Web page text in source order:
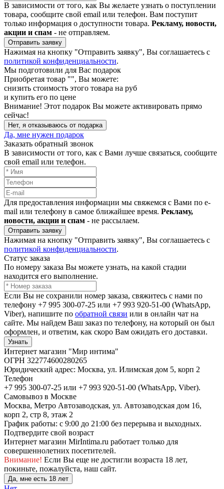
В зависимости от того, как Вы желаете узнать о поступлении
товара, сообщите свой email или телефон. Вам поступит
только информация о доступности товара. Рекламу, новости,
акции и спам - не отправляем.
Отправить заявку
Нажимая на кнопку "Отправить заявку", Вы соглашаетесь с
политикой конфиденциальности.
Мы подготовили для Вас подарок
Приобретая товар "", Вы можете:
снизить стоимость этого товара на руб
и купить его по цене
Внимание! Этот подарок Вы можете активировать прямо
сейчас!
Нет, я отказываюсь от подарка
Да, мне нужен подарок
Заказать обратный звонок
В зависимости от того, как с Вами лучше связаться, сообщите
свой email или телефон.
Для предоставления информации мы свяжемся с Вами по e-
mail или телефону в самое ближайшее время. Рекламу,
новости, акции и спам - не рассылаем.
Отправить заявку
Нажимая на кнопку "Отправить заявку", Вы соглашаетесь с
политикой конфиденциальности.
Статус заказа
По номеру заказа Вы можете узнать, на какой стадии
находится его выполнение.
Если Вы не сохранили номер заказа, свяжитесь с нами по
телефону +7 995 300-07-25 или +7 993 920-51-00 (WhatsApp,
Viber), напишите по обратной связи или в онлайн чат на
сайте. Мы найдем Ваш заказ по телефону, на который он был
оформлен, и ответим, как скоро Вам ожидать его доставки.
Узнать
Интернет магазин "Мир интима"
ОГРН 322774600280265
Юридический адрес: Москва, ул. Илимская дом 5, корп 2
Телефон
+7 995 300-07-25 или +7 993 920-51-00 (WhatsApp, Viber).
Самовывоз в Москве
Москва, Метро Автозаводская, ул. Автозаводская дом 16,
корп 2, стр 8, этаж 2
График работы: с 9:00 до 21:00 без перерыва и выходных.
Подтвердите свой возраст
Интернет магазин MirIntima.ru работает только для
совершеннолетних посетителей.
Внимание! Если Вы еще не достигли возраста 18 лет,
покиньте, пожалуйста, наш сайт.
Да, мне есть 18 лет